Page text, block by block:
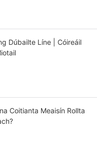
Dúbailte Líne | Cóireáil
Coitianta Meaisín Rollta